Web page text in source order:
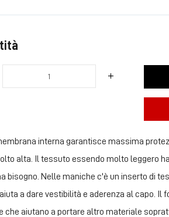
interna garantisce massima
alta. Il tessuto essendo molto leggero
bisogno. Nelle maniche c'è un inserto di
a dare vestibilità e aderenza al capo. Il
aiutano a portare altro materiale